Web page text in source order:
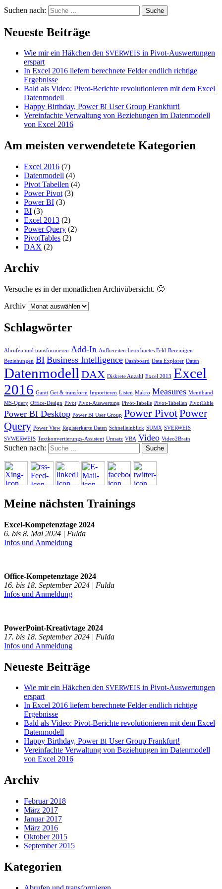
Suchen nach:
Neueste Beiträge
Wie mir ein Häkchen den SVERWEIS in Pivot-Auswertungen
erspart
In Excel 2016 liefern berechnete Felder endlich richtige
Ergebnisse
Bald als Video: Pivot-Berichte revolutionieren mit dem Excel
Datenmodell
Happy Birthday, PowerBI User Group Frankfurt!
Vereinfachte Verwaltung von Beziehungen im Datenmodell
von Excel 2016
Am meisten verwendetete Kategorien
Excel 2016 (7)
Datenmodell (4)
Pivot Tabellen (4)
Power Pivot (3)
Power BI (3)
BI (3)
Excel 2013 (2)
Power Query (2)
PivotTables (2)
DAX (2)
Archiv
Versuche es in der monatlichen Archivübersicht. 🙂
Archiv
Schlagwörter
Abrufen und transformieren Add-In Aufbereiten berechnetes Feld Bereinigen
Beziehungen BI Business Intelligence Dashboard Data Explorer Daten
Datenmodell DAX Diskrete Anzahl Excel 2013 Excel
2016 Gantt Get & transform Importieren Listen Makro Measures Menüband
MS-Query Office-Design Pivot Pivot-Auswertung Pivot-Tabelle Pivot-Tabellen PivotTable
Power BI Desktop Power BI User Group Power PivotPower
Query Power View Registerkarte Daten Schnelleinblick SUMX SVERWEIS
SVWERWEIS Textkonvertierungs-Assistent Umsatz VBA Video Video2Brain
Suchen nach:
Meine nächsten Trainings
Excel-Kompetenztage 2024
6. bis 8. Mai 2024 | Fulda
Infos und Anmeldung
Office-Kompetenztage 2024
16. bis 18. September 2024 | Fulda
Infos und Anmeldung
PowerPoint-Kreativtage 2024
17. bis 18. September 2024 | Fulda
Infos und Anmeldung
Neueste Beiträge
Wie mir ein Häkchen den SVERWEIS in Pivot-Auswertungen
erspart
In Excel 2016 liefern berechnete Felder endlich richtige
Ergebnisse
Bald als Video: Pivot-Berichte revolutionieren mit dem Excel
Datenmodell
Happy Birthday, PowerBI User Group Frankfurt!
Vereinfachte Verwaltung von Beziehungen im Datenmodell
von Excel 2016
Archiv
Februar 2018
März 2017
Januar 2017
März 2016
Oktober 2015
September 2015
Kategorien